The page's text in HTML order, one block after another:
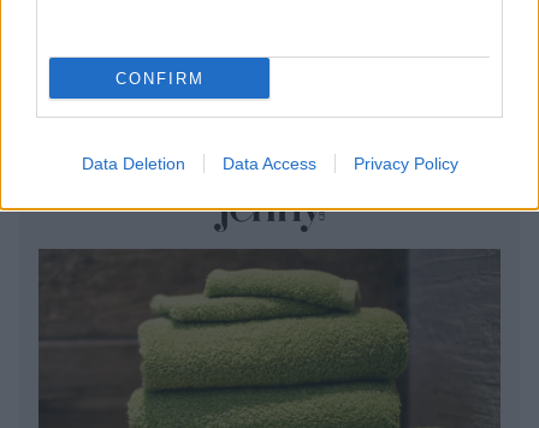
CONFIRM
Data Deletion Data Access Privacy Policy
Μεταβιβάσεις ακινήτων: Στο σκάνερ χιλιάδες
συμβόλαια